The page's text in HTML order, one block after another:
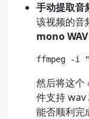
手动提取音
该视频的音
mono WAV
ffmpeg -i "
然后将这个
件支持 wav
能否顺利完